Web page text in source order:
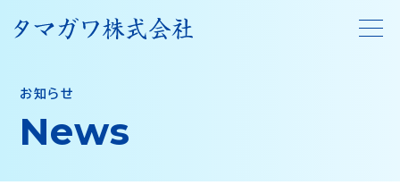
お知らせ
News